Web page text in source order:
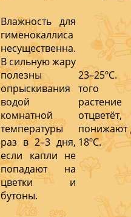
Влажность для
гименокаллиса
несущественна.
В сильную жару
полезны
опрыскивания
водой
комнатной
температуры
раз в 2–3 дня,
если капли не
попадают на
цветки и
бутоны.
23–25ºС.
того
растение
понижают
18ºС.